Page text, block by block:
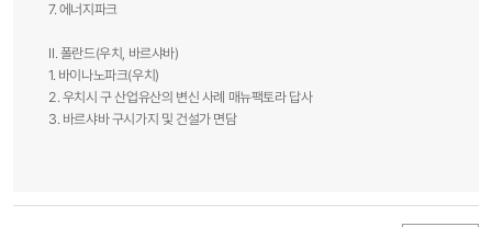
7. 에너지파크
Ⅱ. 폴란드(우치, 바르샤바)
1. 바이나노파크(우치)
2. 우치시 구 산업유산의 변신 사례 매뉴팩토라 답사
3. 바르샤바 구시가지 및 건설가 면담​